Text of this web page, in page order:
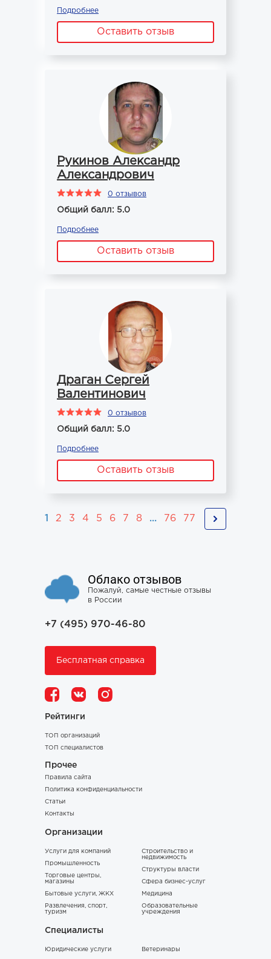
Подробнее
Оставить отзыв
Рукинов Александр
Александрович
0 отзывов
Общий балл: 5.0
Подробнее
Оставить отзыв
Драган Сергей
Валентинович
0 отзывов
Общий балл: 5.0
Подробнее
Оставить отзыв
1 2 3 4 5 6 7 8 ... 76 77
Облако отзывов
Пожалуй, самые честные отзывы
в России
+7 (495) 970-46-80
Бесплатная справка
Рейтинги
ТОП организаций
ТОП специалистов
Прочее
Правила сайта
Политика конфиденциальности
Статьи
Контакты
Организации
Услуги для компаний
Промышленность
Торговые центры,
магазины
Бытовые услуги, ЖКХ
Развлечения, спорт,
туризм
Строительство и
недвижимость
Структуры власти
Сфера бизнес-услуг
Медицина
Образовательные
учреждения
Специалисты
Юридические услуги Ветеринары